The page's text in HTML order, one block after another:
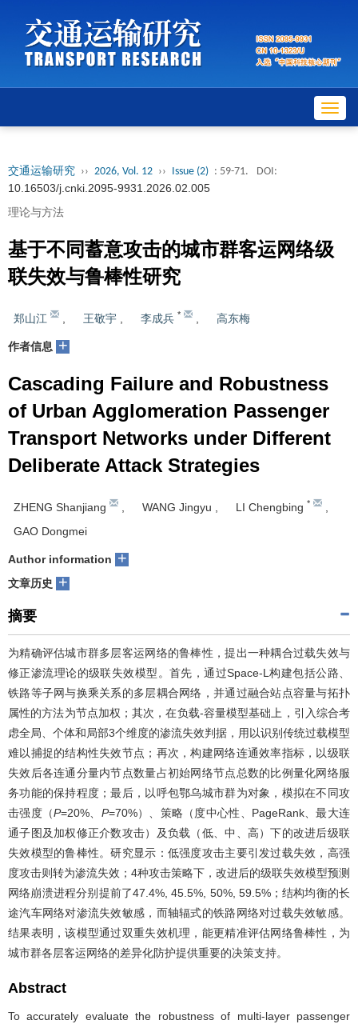
交通运输研究 ›› 2026, Vol. 12 ›› Issue (2) : 59-71. DOI:
10.16503/j.cnki.2095-9931.2026.02.005
理论与方法
基于不同蓄意攻击的城市群客运网络级
联失效与鲁棒性研究
郑山江 王敬宇 李成兵 * 高东梅
作者信息 +
Cascading Failure and Robustness
of Urban Agglomeration Passenger
Transport Networks under Different
Deliberate Attack Strategies
ZHENG Shanjiang WANG Jingyu LI Chengbing *
GAO Dongmei
Author information +
文章历史 +
摘要
为精确评估城市群多层客运网络的鲁棒性，提出一种耦合过载失效与
修正渗流理论的级联失效模型。首先，通过Space-L构建包括公路、
铁路等子网与换乘关系的多层耦合网络，并通过融合站点容量与拓扑
属性的方法为节点加权；其次，在负载-容量模型基础上，引入综合考
虑全局、个体和局部3个维度的渗流失效判据，用以识别传统过载模型
难以捕捉的结构性失效节点；再次，构建网络连通效率指标，以级联
失效后各连通分量内节点数量占初始网络节点总数的比例量化网络服
务功能的保持程度；最后，以呼包鄂乌城市群为对象，模拟在不同攻
击强度（P=20%、 P=70%）、策略（度中心性、PageRank、最大连
通子图及加权修正介数攻击）及负载（低、中、高）下的改进后级联
失效模型的鲁棒性。研究显示：低强度攻击主要引发过载失效，高强
度攻击则转为渗流失效；4种攻击策略下，改进后的级联失效模型预测
网络崩溃进程分别提前了47.4%, 45.5%, 50%, 59.5%；结构均衡的长
途汽车网络对渗流失效敏感，而轴辐式的铁路网络对过载失效敏感。
结果表明，该模型通过双重失效机理，能更精准评估网络鲁棒性，为
城市群各层客运网络的差异化防护提供重要的决策支持。
Abstract
To accurately evaluate the robustness of multi-layer passenger